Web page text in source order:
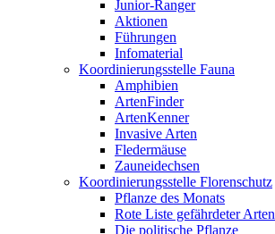
Junior-Ranger
Aktionen
Führungen
Infomaterial
Koordinierungsstelle Fauna
Amphibien
ArtenFinder
ArtenKenner
Invasive Arten
Fledermäuse
Zauneidechsen
Koordinierungsstelle Florenschutz
Pflanze des Monats
Rote Liste gefährdeter Arten
Die politische Pflanze